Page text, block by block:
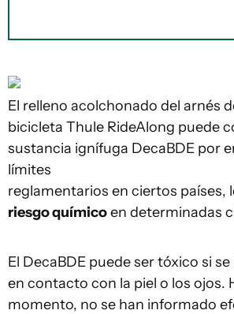
El relleno acolchonado del arnés
bicicleta Thule RideAlong puede
sustancia ignífuga DecaBDE por
límites
reglamentarios en ciertos países,
riesgo químicoen determinadas
El DecaBDE puede ser tóxico si
en contacto con la piel o los ojos.
momento, no se han informado